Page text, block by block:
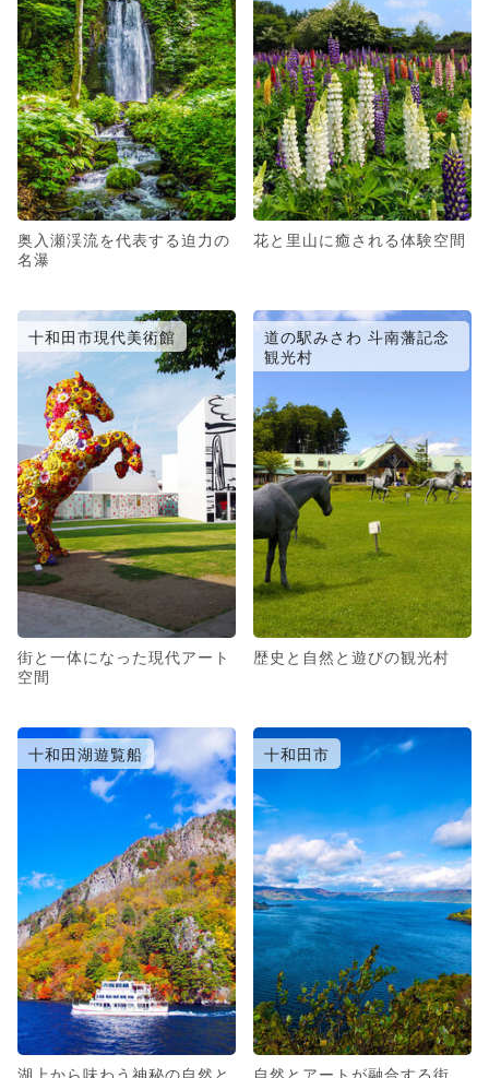
奥入瀬渓流を代表する迫力の
名瀑
花と里山に癒される体験空間
十和田市現代美術館
街と一体になった現代アート
空間
道の駅みさわ 斗南藩記念
観光村
歴史と自然と遊びの観光村
十和田湖遊覧船
湖上から味わう神秘の自然と
十和田市
自然とアートが融合する街